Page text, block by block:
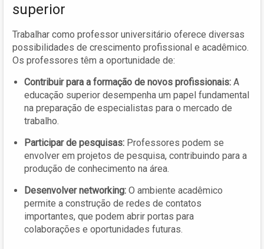
superior
Trabalhar como professor universitário oferece diversas
possibilidades de crescimento profissional e acadêmico.
Os professores têm a oportunidade de:
Contribuir para a formação de novos profissionais: A
educação superior desempenha um papel fundamental
na preparação de especialistas para o mercado de
trabalho.
Participar de pesquisas: Professores podem se
envolver em projetos de pesquisa, contribuindo para a
produção de conhecimento na área.
Desenvolver networking: O ambiente acadêmico
permite a construção de redes de contatos
importantes, que podem abrir portas para
colaborações e oportunidades futuras.